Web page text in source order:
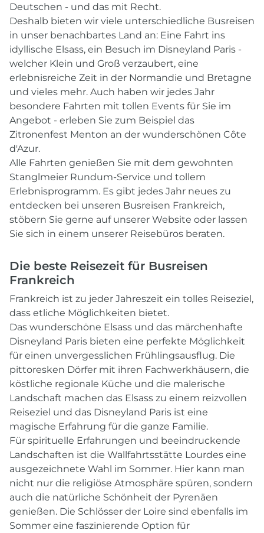
Deutschen - und das mit Recht.
Deshalb bieten wir viele unterschiedliche Busreisen
in unser benachbartes Land an: Eine Fahrt ins
idyllische Elsass, ein Besuch im Disneyland Paris -
welcher Klein und Groß verzaubert, eine
erlebnisreiche Zeit in der Normandie und Bretagne
und vieles mehr. Auch haben wir jedes Jahr
besondere Fahrten mit tollen Events für Sie im
Angebot - erleben Sie zum Beispiel das
Zitronenfest Menton an der wunderschönen Côte
d'Azur.
Alle Fahrten genießen Sie mit dem gewohnten
Stanglmeier Rundum-Service und tollem
Erlebnisprogramm. Es gibt jedes Jahr neues zu
entdecken bei unseren Busreisen Frankreich,
stöbern Sie gerne auf unserer Website oder lassen
Sie sich in einem unserer Reisebüros beraten.
Die beste Reisezeit für Busreisen
Frankreich
Frankreich ist zu jeder Jahreszeit ein tolles Reiseziel,
dass etliche Möglichkeiten bietet.
Das wunderschöne Elsass und das märchenhafte
Disneyland Paris bieten eine perfekte Möglichkeit
für einen unvergesslichen Frühlingsausflug. Die
pittoresken Dörfer mit ihren Fachwerkhäusern, die
köstliche regionale Küche und die malerische
Landschaft machen das Elsass zu einem reizvollen
Reiseziel und das Disneyland Paris ist eine
magische Erfahrung für die ganze Familie.
Für spirituelle Erfahrungen und beeindruckende
Landschaften ist die Wallfahrtsstätte Lourdes eine
ausgezeichnete Wahl im Sommer. Hier kann man
nicht nur die religiöse Atmosphäre spüren, sondern
auch die natürliche Schönheit der Pyrenäen
genießen. Die Schlösser der Loire sind ebenfalls im
Sommer eine faszinierende Option für